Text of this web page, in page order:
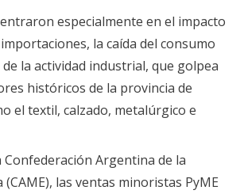
especialmente en el impacto
la caída del consumo
la actividad industrial, que golpea
históricos de la provincia de
el textil, calzado, metalúrgico e
Confederación Argentina de la
las ventas minoristas PyME